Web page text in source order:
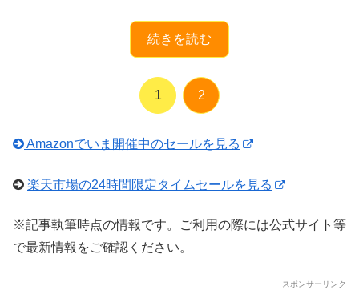
続きを読む
1 2
Amazonでいま開催中のセールを見る
楽天市場の24時間限定タイムセールを見る
※記事執筆時点の情報です。ご利用の際には公式サイト等
で最新情報をご確認ください。
スポンサーリンク